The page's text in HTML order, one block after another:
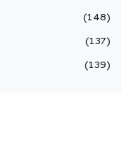
148
137
139